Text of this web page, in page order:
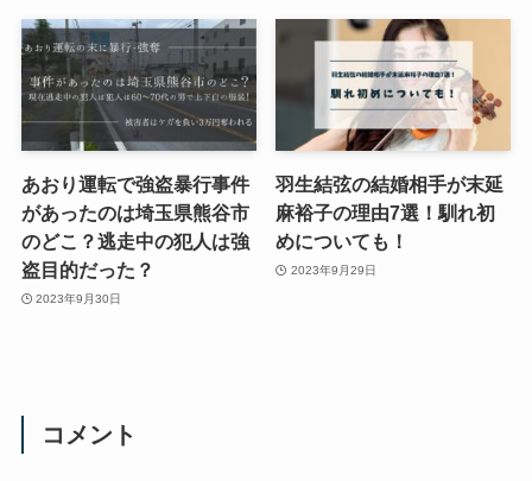
あおり運転で強盗暴行事件
があったのは埼玉県熊谷市
のどこ？逃走中の犯人は強
盗目的だった？
2023年9月30日
羽生結弦の結婚相手が末延
麻裕子の理由7選！馴れ初
めについても！
2023年9月29日
コメント